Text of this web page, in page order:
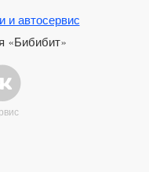
и автосервис
«Бибибит»